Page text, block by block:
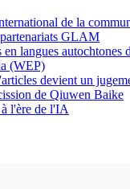
de la
GLAM
langues autochtones
(WEP)
devient un
de Qiuwen Baike
l'ère de l'IA